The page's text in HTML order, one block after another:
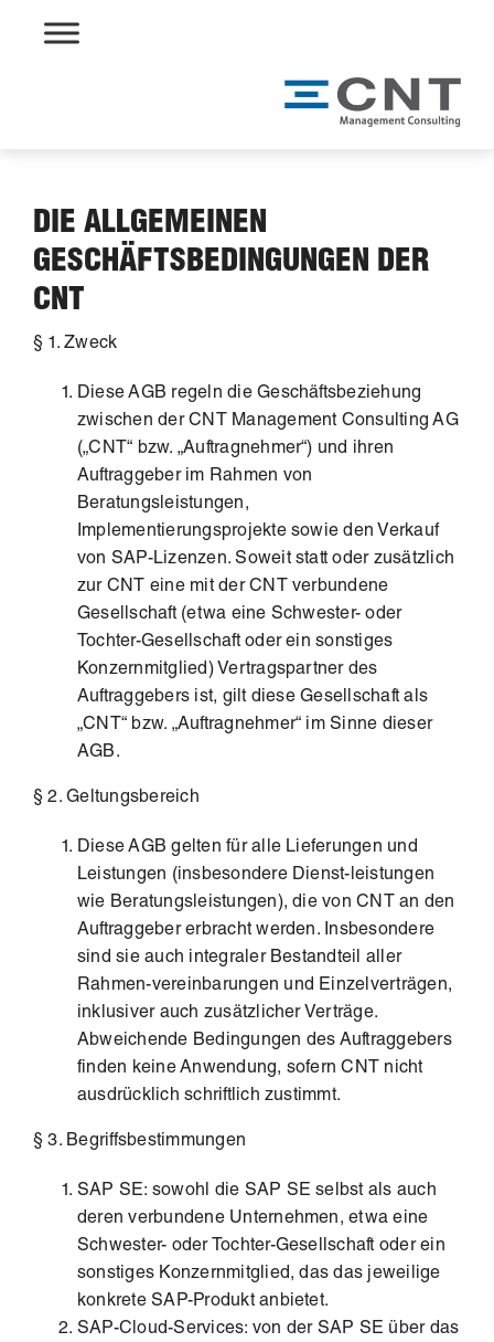
DIE ALLGEMEINEN
GESCHÄFTSBEDINGUNGEN DER
CNT
§ 1. Zweck
Diese AGB regeln die Geschäftsbeziehung
zwischen der CNT Management Consulting AG
(„CNT“ bzw. „Auftragnehmer“) und ihren
Auftraggeber im Rahmen von
Beratungsleistungen,
Implementierungsprojekte sowie den Verkauf
von SAP-Lizenzen. Soweit statt oder zusätzlich
zur CNT eine mit der CNT verbundene
Gesellschaft (etwa eine Schwester- oder
Tochter-Gesellschaft oder ein sonstiges
Konzernmitglied) Vertragspartner des
Auftraggebers ist, gilt diese Gesellschaft als
„CNT“ bzw. „Auftragnehmer“ im Sinne dieser
AGB.
§ 2. Geltungsbereich
Diese AGB gelten für alle Lieferungen und
Leistungen (insbesondere Dienst-leistungen
wie Beratungsleistungen), die von CNT an den
Auftraggeber erbracht werden. Insbesondere
sind sie auch integraler Bestandteil aller
Rahmen-vereinbarungen und Einzelverträgen,
inklusiver auch zusätzlicher Verträge.
Abweichende Bedingungen des Auftraggebers
finden keine Anwendung, sofern CNT nicht
ausdrücklich schriftlich zustimmt.
§ 3. Begriffsbestimmungen
SAP SE: sowohl die SAP SE selbst als auch
deren verbundene Unternehmen, etwa eine
Schwester- oder Tochter-Gesellschaft oder ein
sonstiges Konzernmitglied, das das jeweilige
konkrete SAP-Produkt anbietet.
SAP-Cloud-Services: von der SAP SE über das